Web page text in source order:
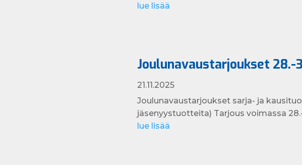
lue lisää
Joulunavaustarjoukset 28.-
21.11.2025
Joulunavaustarjoukset sarja- ja
jäsenyystuotteita) Tarjous voimassa 28.-
lue lisää